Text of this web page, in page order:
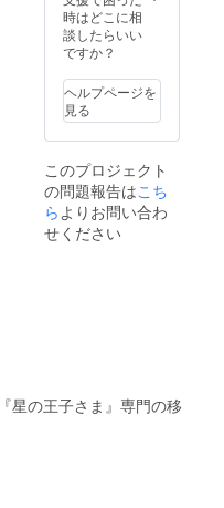
関する
情報な
どを随
時メー
ルさせ
ていた
す
（メー
ルが不
要な場
合は、
備考欄
にてお
ラウド
ファン
ディン
捗報
動型書
店の出
店情
報、
『星の
王子さ
ま』や
だきま
メージ
される
支援者
書のセ
ンスを
楽しみ
にして
す。
小惑星
３２８
（実業
ディン
のリ
ターン
で
一緒に
移動型
書店の
本棚を
しょ
う！
（例）
あくま
で店主
支援者
出てく
る小惑
星を
にしま
すの
で、で
きるだ
テーマ
に合っ
た本を
ご用意
くださ
で
す）。
時はどこに相
談したらいい
ですか？
ヘルプページを
見る
このプロジェクト
の問題報告はこち
ら よりお問い合わ
せください
星の王子さま』専門の移